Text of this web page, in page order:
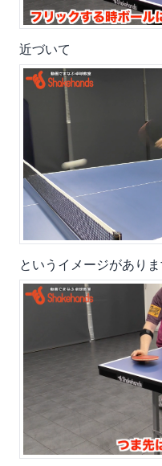
近づいて
というイメージがあり